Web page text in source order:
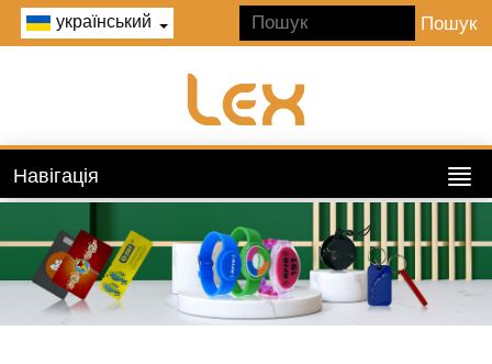
український
Навігація